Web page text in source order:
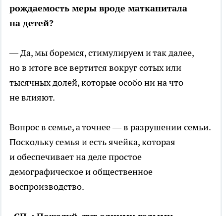
рождаемость меры вроде маткапитала
на детей?
— Да, мы боремся, стимулируем и так далее,
но в итоге все вертится вокруг сотых или
тысячных долей, которые особо ни на что
не влияют.
Вопрос в семье, а точнее — в разрушении семьи.
Поскольку семья и есть ячейка, которая
и обеспечивает на деле простое
демографическое и общественное
воспроизводство.